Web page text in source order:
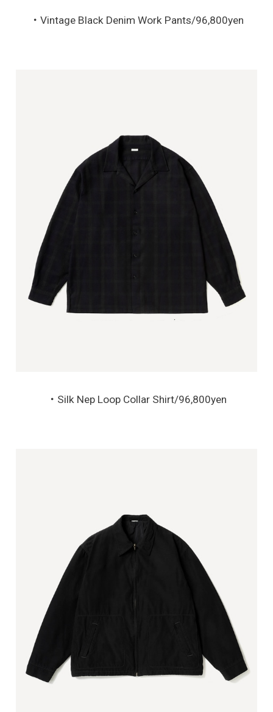
・Vintage Black Denim Work Pants/96,800yen
・Silk Nep Loop Collar Shirt/96,800yen